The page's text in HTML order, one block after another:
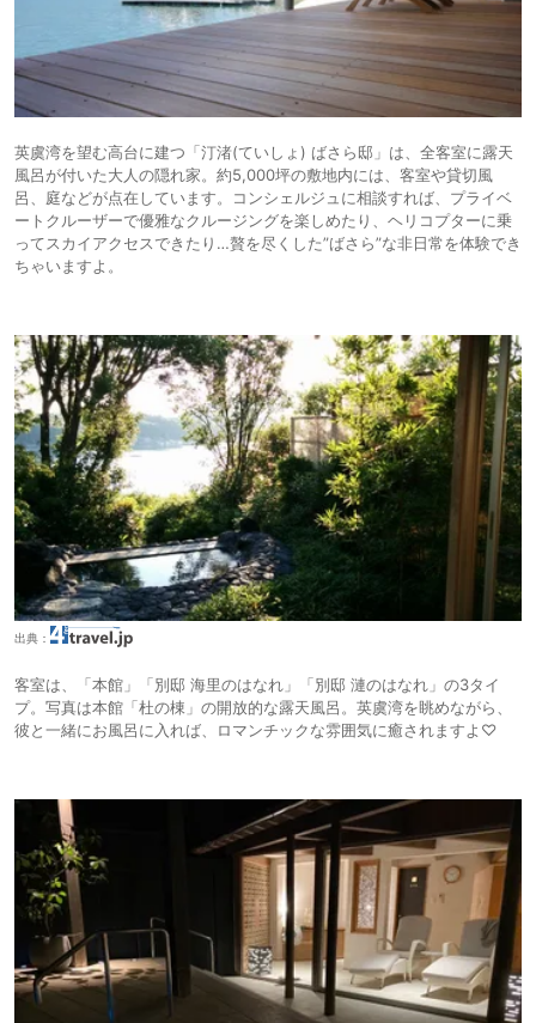
英虞湾を望む高台に建つ「汀渚(ていしょ) ばさら邸」は、全客室に露天
風呂が付いた大人の隠れ家。約5,000坪の敷地内には、客室や貸切風
呂、庭などが点在しています。コンシェルジュに相談すれば、プライベ
ートクルーザーで優雅なクルージングを楽しめたり、ヘリコプターに乗
ってスカイアクセスできたり…贅を尽くした”ばさら”な非日常を体験でき
ちゃいますよ。
出典：
客室は、「本館」「別邸 海里のはなれ」「別邸 漣のはなれ」の3タイ
プ。写真は本館「杜の棟」の開放的な露天風呂。英虞湾を眺めながら、
彼と一緒にお風呂に入れば、ロマンチックな雰囲気に癒されますよ♡